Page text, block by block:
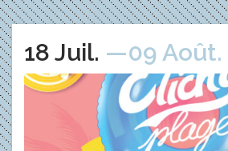
Du
18 Juillet
. au
—09 Août.